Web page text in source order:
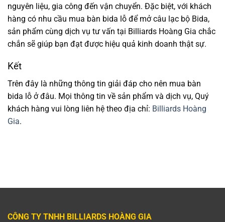
nguyên liệu, gia công đến vận chuyển. Đặc biệt, với khách
hàng có nhu cầu mua bàn bida lỗ để mở câu lạc bộ Bida,
sản phẩm cùng dịch vụ tư vấn tại Billiards Hoàng Gia chắc
chắn sẽ giúp bạn đạt được hiệu quả kinh doanh thật sự.
Kết
Trên đây là những thông tin giải đáp cho nên mua bàn
bida lỗ ở đâu. Mọi thông tin về sản phẩm và dịch vụ, Quý
khách hàng vui lòng liên hệ theo địa chỉ: Billiards Hoàng
Gia.
CÔNG TY TNHH BILLIARDS HOÀNG GIA